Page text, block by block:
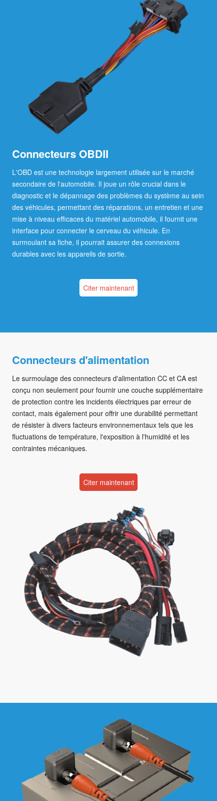
Connecteurs OBDII
L'OBD est une technologie largement utilisée sur le marché
secondaire de l'automobile. Il joue un rôle crucial dans le
diagnostic et le dépannage des problèmes du système au sein
des véhicules, permettant des réparations, un entretien et une
mise à niveau efficaces du matériel automobile, il fournit une
interface pour connecter le cerveau du véhicule. En
surmoulant sa fiche, il pourrait assurer des connexions
durables avec les appareils de sortie.
Citer maintenant
Connecteurs d'alimentation
Le surmoulage des connecteurs d'alimentation CC et CA est
conçu non seulement pour fournir une couche supplémentaire
de protection contre les incidents électriques par erreur de
contact, mais également pour offrir une durabilité permettant
de résister à divers facteurs environnementaux tels que les
fluctuations de température, l'exposition à l'humidité et les
contraintes mécaniques.
Citer maintenant